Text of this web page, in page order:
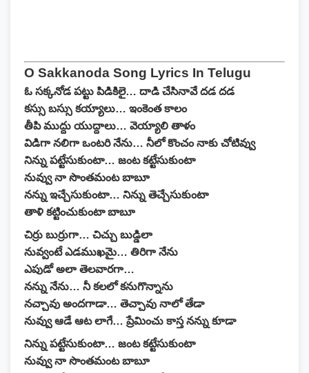
O Sakkanoda Song Lyrics In Telugu
ఓ సక్కనోడ పట్టు పిడికిలై… దాడి చేసినావే దడ దడ
కస్సు బస్సు కయ్యాలు… ఇంకెంత కాలం
తీపి ముద్దు యుద్దాలు… వెయ్యాలి తాళం
విడిగా నలిగా ఒంటరి నేను… నీలో కొంచం నాకు చోటివ్వు
నిన్ను పట్టేసుకుంటా… జంట కట్టేసుకుంటా
నువ్వు నా సొంతమంట బాబూ
నన్ను ఇచ్చేసుకుంటా… నిన్ను తెచ్చేసుకుంటా
తాళి కట్టించుకుంటా బాబూ
చిర్రు బుర్రుగా… చిచ్చు బుడ్డిలా
నువ్వంటే ఎడముఖమై… తిరిగా నేను
ఎపుడో అలా తెలవారగా…
నన్ను నేను… నీ కలలో కనుగొన్నాను
నచ్చావు అందగాడా… తెచ్చావు నాలో తేడా
నువ్వు ఆడే ఆట లాగే… ప్రేమించు కాస్త నన్ను కూడా
నిన్ను పట్టేసుకుంటా… జంట కట్టేసుకుంటా
నువ్వు నా సొంతమంట బాబూ